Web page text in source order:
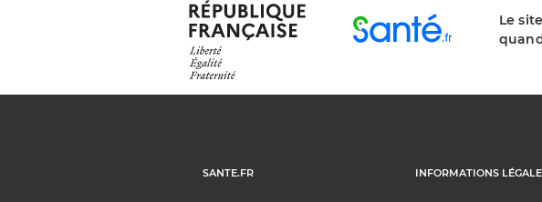
Le
SANTE.FR INFORMATIONS